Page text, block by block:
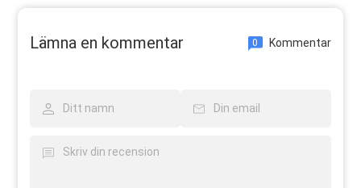
Lämna en kommentar 0 Kommentar